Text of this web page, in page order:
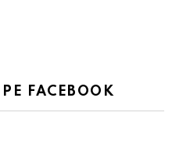
FACEBOOK